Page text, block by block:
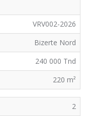
VRV002-2026
Bizerte Nord
240 000 Tnd
220 m²
2